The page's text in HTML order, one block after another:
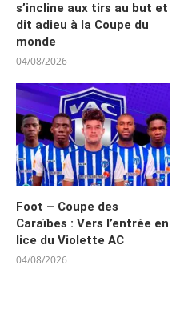
s’incline aux tirs au but et
dit adieu à la Coupe du
monde
04/08/2026
Foot – Coupe des
Caraïbes : Vers l’entrée en
lice du Violette AC
04/08/2026